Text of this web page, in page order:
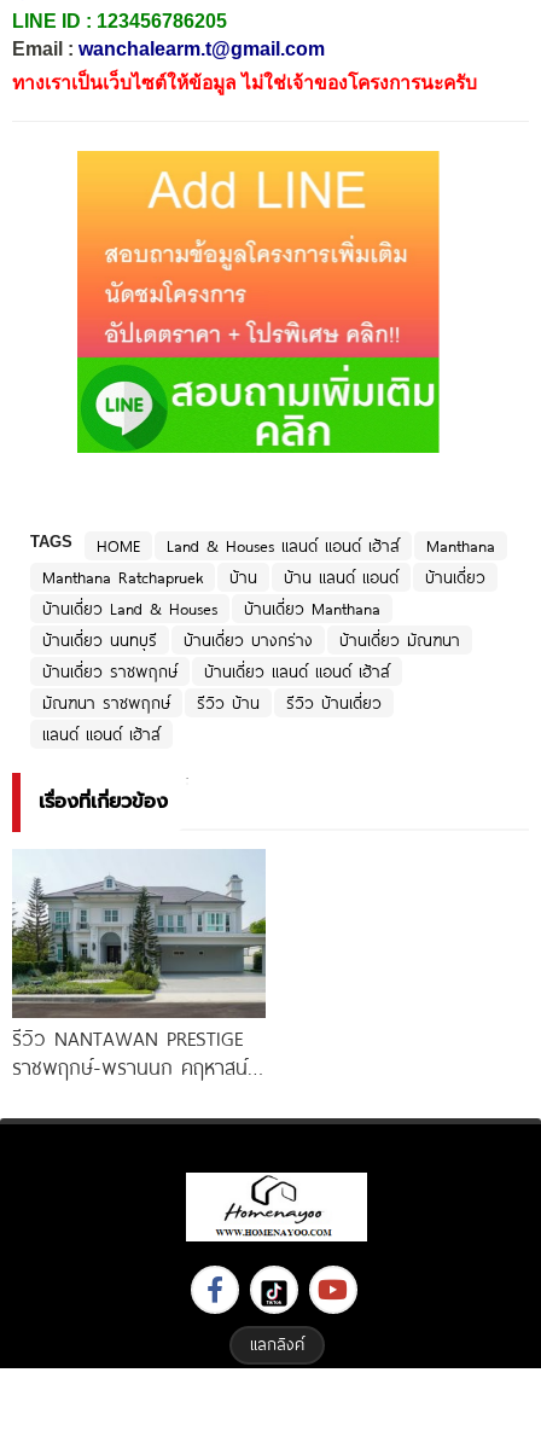
LINE ID : 123456786205
Email : wanchalearm.t@gmail.com
ทางเราเป็นเว็บไซต์ให้ข้อมูล ไม่ใช่เจ้าของโครงการนะครับ
TAGS HOME Land & Houses แลนด์ แอนด์ เฮ้าส์
Manthana
Manthana Ratchapruek
บ้าน บ้าน แลนด์ แอนด์
บ้านเดี่ยว
บ้านเดี่ยว Land & Houses
บ้านเดี่ยว Manthana
บ้านเดี่ยว นนทบุรี
บ้านเดี่ยว บางกร่าง
บ้านเดี่ยว มัณฑนา
บ้านเดี่ยว ราชพฤกษ์
บ้านเดี่ยว แลนด์ แอนด์ เฮ้าส์
มัณฑนา ราชพฤกษ์
รีวิว บ้าน
รีวิว บ้านเดี่ยว
แลนด์ แอนด์ เฮ้าส์
เรื่องที่เกี่ยวข้อง
รีวิว NANTAWAN PRESTIGE
ราชพฤกษ์-พรานนก คฤหาสน์
เริ่ม
แลกลิงค์